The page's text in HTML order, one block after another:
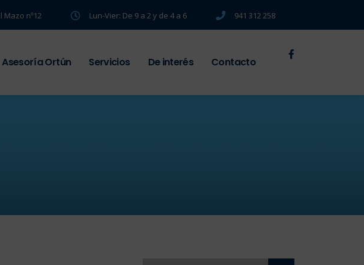
Mazo nº12 Lun-Vier: De 9 a 2 y de 4 a 6 941 312 258
Asesoría Ortún Servicios De interés Contacto